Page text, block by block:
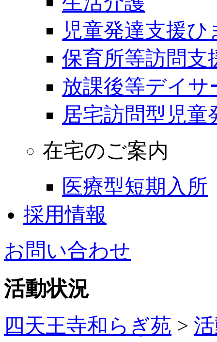
児童発達支援ひ
保育所等訪問支
放課後等デイサ
居宅訪問型児童
在宅のご案内
医療型短期入所
採用情報
お問い合わせ
活動状況
四天王寺和らぎ苑 >